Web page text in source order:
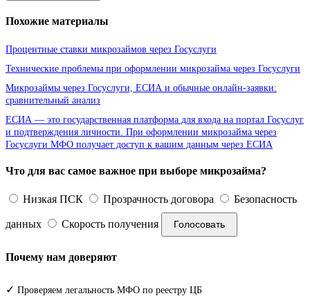
Похожие материалы
Процентные ставки микрозаймов через Госуслуги
Технические проблемы при оформлении микрозайма через Госуслуги
Микрозаймы через Госуслуги, ЕСИА и обычные онлайн-заявки:
сравнительный анализ
ЕСИА — это государственная платформа для входа на портал Госуслуг
и подтверждения личности. При оформлении микрозайма через
Госуслуги МФО получает доступ к вашим данным через ЕСИА
Что для вас самое важное при выборе микрозайма?
Низкая ПСК Прозрачность договора Безопасность
данных Скорость получения Голосовать
Почему нам доверяют
✓ Проверяем легальность МФО по реестру ЦБ